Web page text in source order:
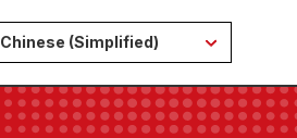
Chinese (Simplified)